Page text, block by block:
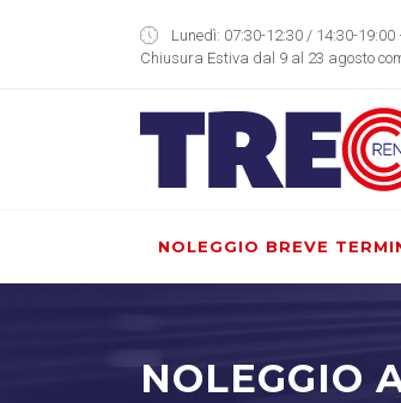
Lunedì: 07:30-12:30 / 14:30-
Chiusura Estiva dal 9 al 23 agosto
NOLEGGIO BREVE
NOLEGGIO